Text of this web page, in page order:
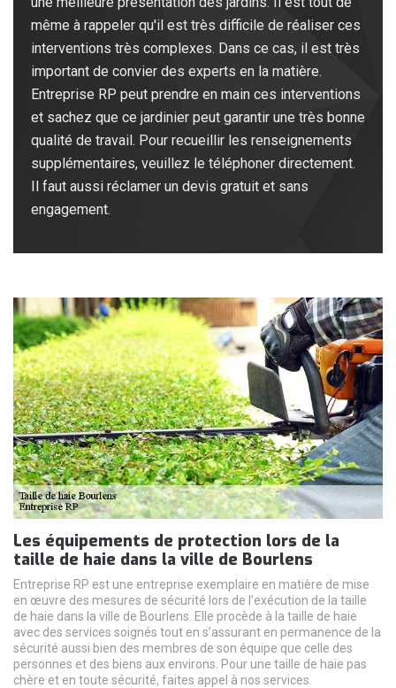
même à rappeler qu'il est très difficile de réaliser ces
interventions très complexes. Dans ce cas, il est très
important de convier des experts en la matière.
Entreprise RP peut prendre en main ces interventions
et sachez que ce jardinier peut garantir une très bonne
qualité de travail. Pour recueillir les renseignements
supplémentaires, veuillez le téléphoner directement.
Il faut aussi réclamer un devis gratuit et sans
engagement.
Les équipements de protection lors de la
taille de haie dans la ville de Bourlens
Entreprise RP est une entreprise exemplaire en matière de mise
en œuvre des mesures de sécurité lors de l’exécution de la taille
de haie dans la ville de Bourlens. Elle procède à la taille de haie
avec des services soignés tout en s’assurant en permanence de la
sécurité aussi bien des membres de son équipe que celle des
personnes et des biens aux environs. Pour une taille de haie pas
chère et en toute sécurité, faites appel à nos services.